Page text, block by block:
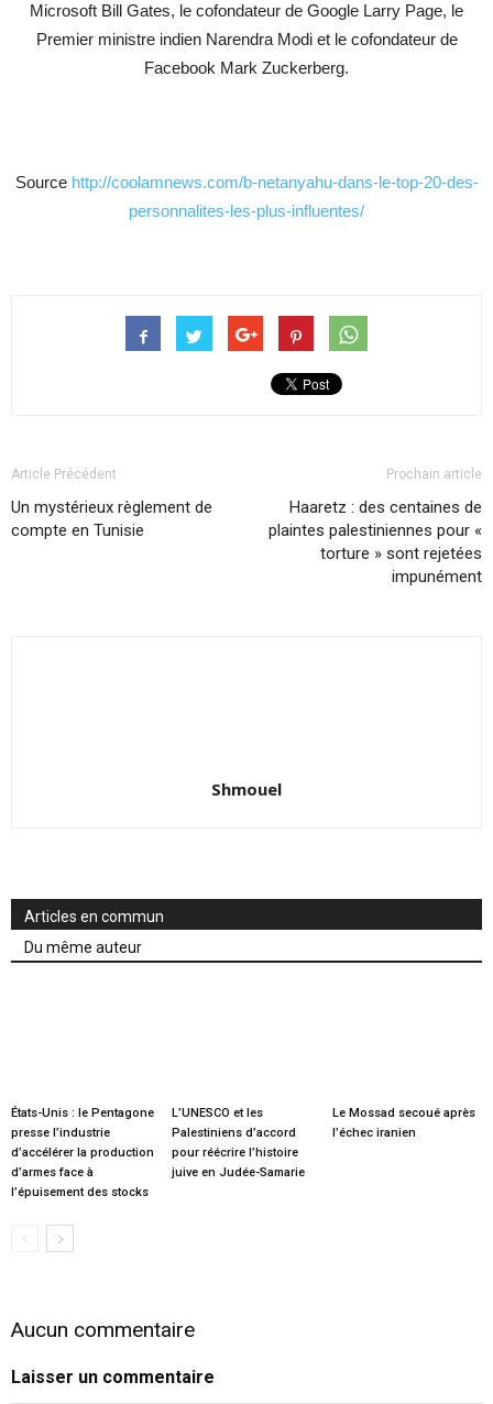
Microsoft Bill Gates, le cofondateur de Google Larry Page, le
Premier ministre indien Narendra Modi et le cofondateur de
Facebook Mark Zuckerberg.
Source http://coolamnews.com/b-netanyahu-dans-le-top-20-des-
personnalites-les-plus-influentes/
Article Précédent
Un mystérieux règlement de
compte en Tunisie
Prochain article
Haaretz : des centaines de
plaintes palestiniennes pour «
torture » sont rejetées
impunément
Shmouel
Articles en commun
Du même auteur
États-Unis : le Pentagone
presse l’industrie
d’accélérer la production
d’armes face à
l’épuisement des stocks
L’UNESCO et les
Palestiniens d’accord
pour réécrire l’histoire
juive en Judée-Samarie
Le Mossad secoué après
l’échec iranien
Aucun commentaire
Laisser un commentaire